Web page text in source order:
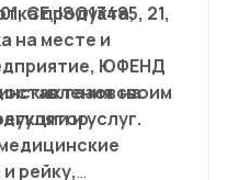
продукта,
на месте и
CE, ISO13485, 21,
ЮФЕНД
своим
и услуг.
газов на
рейку,